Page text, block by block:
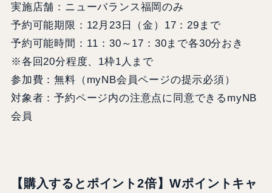
実施店舗：ニューバランス福岡のみ
予約可能期限：12月23日（金）17：29まで
予約可能時間：11：30～17：30まで各30分おき
※各回20分程度、1枠1人まで
参加費：無料（myNB会員ページの提示必須）
対象者：予約ページ内の注意点に同意できるmyNB
会員
【購入するとポイント2倍】Wポイントキャ